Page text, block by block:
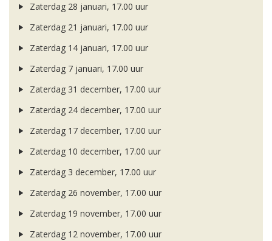
Zaterdag 28 januari, 17.00 uur
Zaterdag 21 januari, 17.00 uur
Zaterdag 14 januari, 17.00 uur
Zaterdag 7 januari, 17.00 uur
Zaterdag 31 december, 17.00 uur
Zaterdag 24 december, 17.00 uur
Zaterdag 17 december, 17.00 uur
Zaterdag 10 december, 17.00 uur
Zaterdag 3 december, 17.00 uur
Zaterdag 26 november, 17.00 uur
Zaterdag 19 november, 17.00 uur
Zaterdag 12 november, 17.00 uur